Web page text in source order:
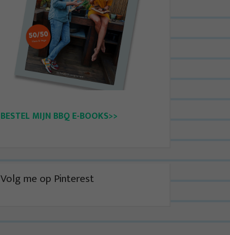
BESTEL MIJN BBQ E-BOOKS>>
Volg me op Pinterest